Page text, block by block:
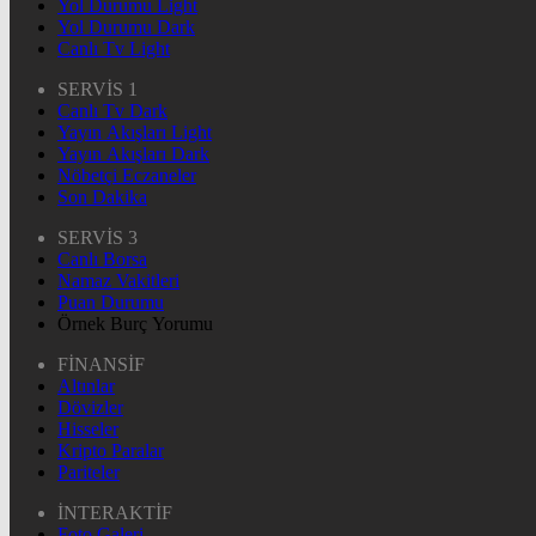
Yol Durumu Light
Yol Durumu Dark
Canlı Tv Light
SERVİS 1
Canlı Tv Dark
Yayın Akışları Light
Yayın Akışları Dark
Nöbetçi Eczaneler
Son Dakika
SERVİS 3
Canlı Borsa
Namaz Vakitleri
Puan Durumu
Örnek Burç Yorumu
FİNANSİF
Altınlar
Dövizler
Hisseler
Kripto Paralar
Pariteler
İNTERAKTİF